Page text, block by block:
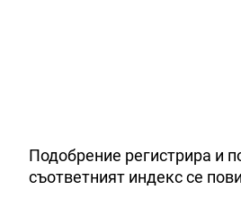
Подобрение регистрира и
съответният индекс се